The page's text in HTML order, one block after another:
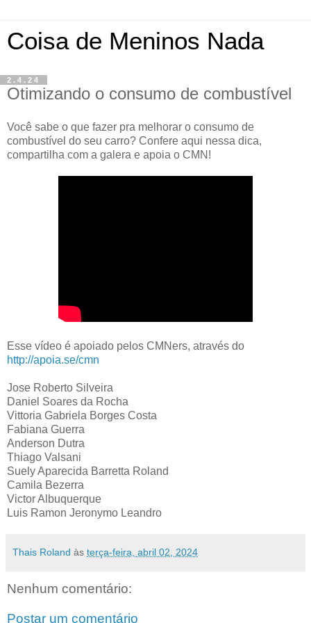
Coisa de Meninos Nada
2.4.24
Otimizando o consumo de combustível
Você sabe o que fazer pra melhorar o consumo de
combustível do seu carro? Confere aqui nessa dica,
compartilha com a galera e apoia o CMN!
Esse vídeo é apoiado pelos CMNers, através do
http://apoia.se/cmn
Jose Roberto Silveira
Daniel Soares da Rocha
Vittoria Gabriela Borges Costa
Fabiana Guerra
Anderson Dutra
Thiago Valsani
Suely Aparecida Barretta Roland
Camila Bezerra
Victor Albuquerque
Luis Ramon Jeronymo Leandro
Thais Roland às terça-feira, abril 02, 2024
Nenhum comentário:
Postar um comentário